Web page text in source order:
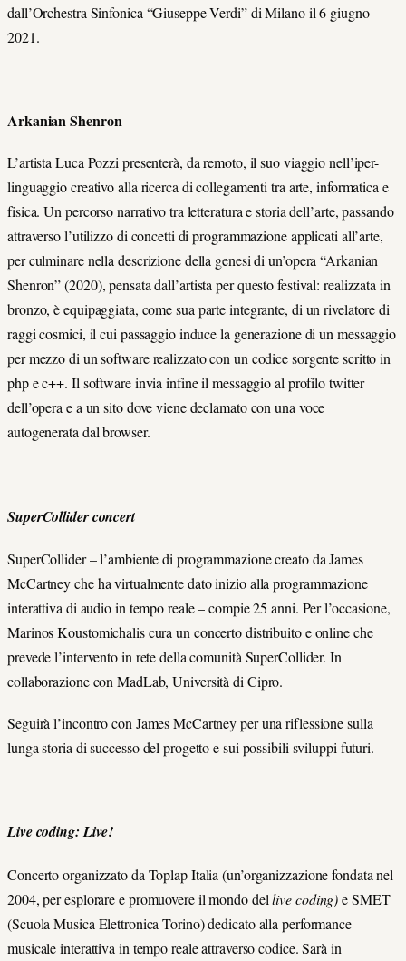
dall’Orchestra Sinfonica “Giuseppe Verdi” di Milano il 6 giugno
2021.
Arkanian Shenron
L’artista Luca Pozzi presenterà, da remoto, il suo viaggio nell’iper-
linguaggio creativo alla ricerca di collegamenti tra arte, informatica e
fisica. Un percorso narrativo tra letteratura e storia dell’arte, passando
attraverso l’utilizzo di concetti di programmazione applicati all’arte,
per culminare nella descrizione della genesi di un’opera “Arkanian
Shenron” (2020), pensata dall’artista per questo festival: realizzata in
bronzo, è equipaggiata, come sua parte integrante, di un rivelatore di
raggi cosmici, il cui passaggio induce la generazione di un messaggio
per mezzo di un software realizzato con un codice sorgente scritto in
php e c++. Il software invia infine il messaggio al profilo twitter
dell’opera e a un sito dove viene declamato con una voce
autogenerata dal browser.
SuperCollider concert
SuperCollider – l’ambiente di programmazione creato da James
McCartney che ha virtualmente dato inizio alla programmazione
interattiva di audio in tempo reale – compie 25 anni. Per l’occasione,
Marinos Koustomichalis cura un concerto distribuito e online che
prevede l’intervento in rete della comunità SuperCollider. In
collaborazione con MadLab, Università di Cipro.
Seguirà l’incontro con James McCartney per una riflessione sulla
lunga storia di successo del progetto e sui possibili sviluppi futuri.
Live coding: Live!
Concerto organizzato da Toplap Italia (un’organizzazione fondata nel
2004, per esplorare e promuovere il mondo dellive coding)e SMET
(Scuola Musica Elettronica Torino) dedicato alla performance
musicale interattiva in tempo reale attraverso codice. Sarà in